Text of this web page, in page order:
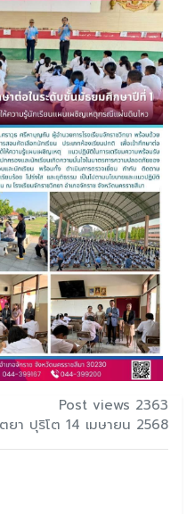
Post views 2363
ยา ปุริโต 14 เมษายน 2568